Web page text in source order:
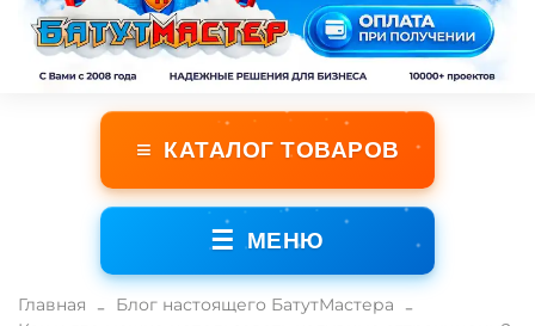
≡ КАТАЛОГ ТОВАРОВ
☰ МЕНЮ
Главная
Блог настоящего БатутМастера